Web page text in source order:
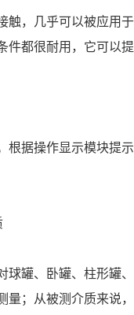
触，几乎可以被应用
件都很耐用，它可以
根据操作显示模块提
球罐、卧罐、柱形罐
量；从被测介质来说